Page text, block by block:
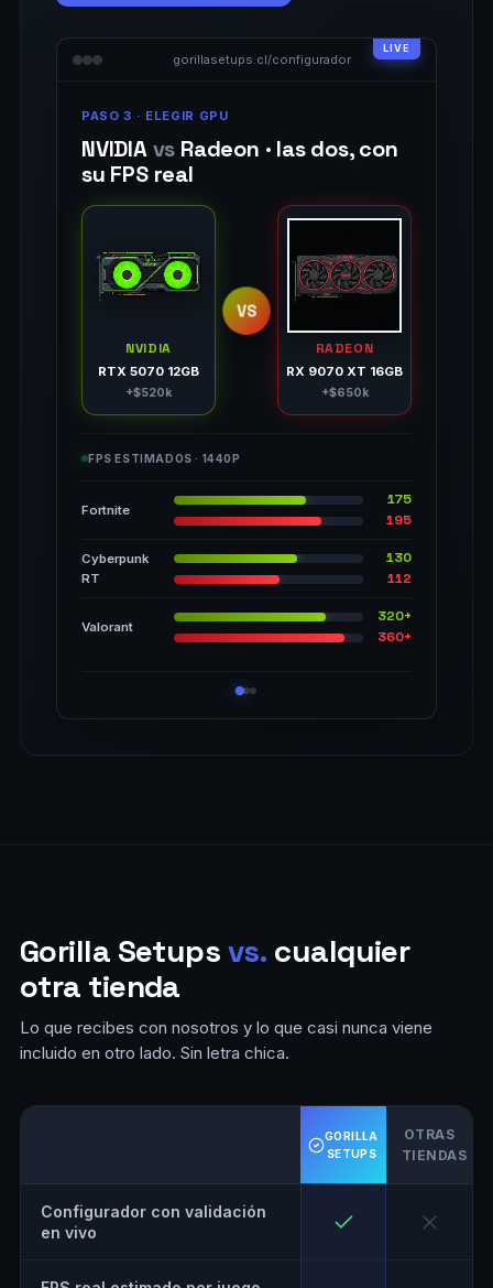
gorillasetups.cl/configurador
PASO 3 · ELEGIR GPU
NVIDIAvs Radeon · las dos, con
su FPS real
NVIDIA
RTX 5070 12GB
+$520k
VS
RADEON
RX 9070 XT 16GB
+$650k
FPS ESTIMADOS · 1440P
Fortnite
175
195
Cyberpunk
RT
130
112
Valorant
320+
360+
Gorilla Setupsvs. cualquier
otra tienda
Lo que recibes con nosotros y lo que casi nunca viene
incluido en otro lado. Sin letra chica.
GORILLA
SETUPS
OTRAS
TIENDAS
Configurador con validación
en vivo